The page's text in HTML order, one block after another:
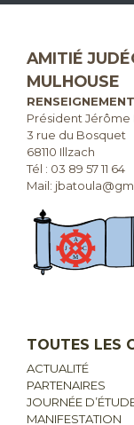
AMITIÉ
MULHOUSE
Président Jérôme
3 rue du Bosquet
68110 Illzach
Tél : 03 89 57 11 64
Mail:
TOUTES LES
ACTUALITÉ
PARTENAIRES
JOURNÉE
MANIFESTATION